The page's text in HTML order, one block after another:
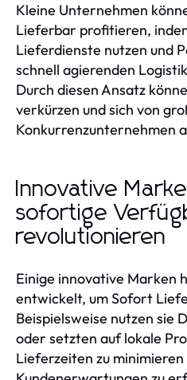
Kleine Unternehmen
Lieferbar profitieren,
Lieferdienste nutzen und
schnell agierenden
Durch diesen Ansatz
verkürzen und sich von
Konkurrenzunternehmen
Innovative
sofortige
revolutionieren
Einige innovative Marken
entwickelt, um Sofort
Beispielsweise nutzen sie
oder setzten auf lokale
Lieferzeiten zu minimieren